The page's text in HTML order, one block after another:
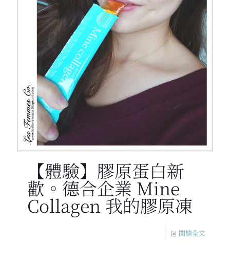
【體驗】膠原蛋白新
歡。德合企業 Mine
Collagen 我的膠原凍
閱讀全文